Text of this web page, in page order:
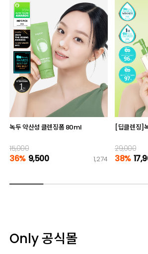
녹두 약산성 클렌징폼 80ml
15,000
36% 9,500 1,274
[딥클렌징]
29,000
38%
Only 공식몰